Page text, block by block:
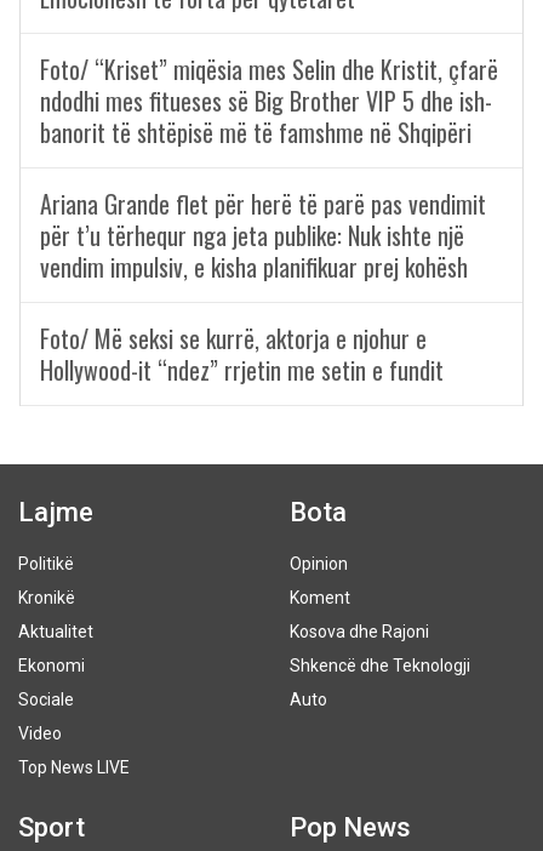
Foto/ “Kriset” miqësia mes Selin dhe Kristit, çfarë
ndodhi mes fitueses së Big Brother VIP 5 dhe ish-
banorit të shtëpisë më të famshme në Shqipëri
Ariana Grande flet për herë të parë pas vendimit
për t’u tërhequr nga jeta publike: Nuk ishte një
vendim impulsiv, e kisha planifikuar prej kohësh
Foto/ Më seksi se kurrë, aktorja e njohur e
Hollywood-it “ndez” rrjetin me setin e fundit
Lajme
Politikë
Kronikë
Aktualitet
Ekonomi
Sociale
Video
Top News LIVE
Bota
Opinion
Koment
Kosova dhe Rajoni
Shkencë dhe Teknologji
Auto
Sport Pop News